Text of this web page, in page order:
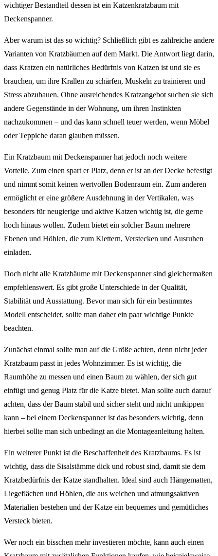
wichtiger Bestandteil dessen ist ein Katzenkratzbaum mit
Deckenspanner.
Aber warum ist das so wichtig? Schließlich gibt es zahlreiche andere
Varianten von Kratzbäumen auf dem Markt. Die Antwort liegt darin,
dass Kratzen ein natürliches Bedürfnis von Katzen ist und sie es
brauchen, um ihre Krallen zu schärfen, Muskeln zu trainieren und
Stress abzubauen. Ohne ausreichendes Kratzangebot suchen sie sich
andere Gegenstände in der Wohnung, um ihren Instinkten
nachzukommen – und das kann schnell teuer werden, wenn Möbel
oder Teppiche daran glauben müssen.
Ein Kratzbaum mit Deckenspanner hat jedoch noch weitere
Vorteile. Zum einen spart er Platz, denn er ist an der Decke befestigt
und nimmt somit keinen wertvollen Bodenraum ein. Zum anderen
ermöglicht er eine größere Ausdehnung in der Vertikalen, was
besonders für neugierige und aktive Katzen wichtig ist, die gerne
hoch hinaus wollen. Zudem bietet ein solcher Baum mehrere
Ebenen und Höhlen, die zum Klettern, Verstecken und Ausruhen
einladen.
Doch nicht alle Kratzbäume mit Deckenspanner sind gleichermaßen
empfehlenswert. Es gibt große Unterschiede in der Qualität,
Stabilität und Ausstattung. Bevor man sich für ein bestimmtes
Modell entscheidet, sollte man daher ein paar wichtige Punkte
beachten.
Zunächst einmal sollte man auf die Größe achten, denn nicht jeder
Kratzbaum passt in jedes Wohnzimmer. Es ist wichtig, die
Raumhöhe zu messen und einen Baum zu wählen, der sich gut
einfügt und genug Platz für die Katze bietet. Man sollte auch darauf
achten, dass der Baum stabil und sicher steht und nicht umkippen
kann – bei einem Deckenspanner ist das besonders wichtig, denn
hierbei sollte man sich unbedingt an die Montageanleitung halten.
Ein weiterer Punkt ist die Beschaffenheit des Kratzbaums. Es ist
wichtig, dass die Sisalstämme dick und robust sind, damit sie dem
Kratzbedürfnis der Katze standhalten. Ideal sind auch Hängematten,
Liegeflächen und Höhlen, die aus weichen und atmungsaktiven
Materialien bestehen und der Katze ein bequemes und gemütliches
Versteck bieten.
Wer noch ein bisschen mehr investieren möchte, kann auch einen